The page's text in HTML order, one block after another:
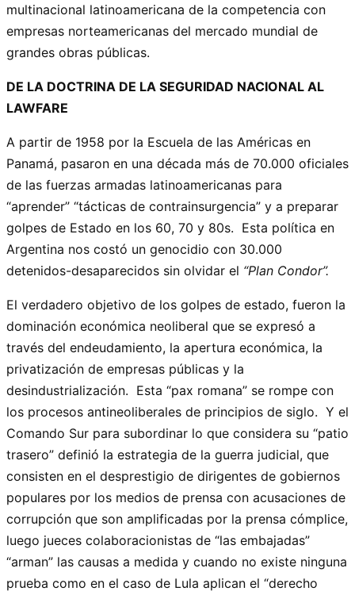
multinacional latinoamericana de la competencia con
empresas norteamericanas del mercado mundial de
grandes obras públicas.
DE LA DOCTRINA DE LA SEGURIDAD NACIONAL AL
LAWFARE
A partir de 1958 por la Escuela de las Américas en
Panamá, pasaron en una década más de 70.000 oficiales
de las fuerzas armadas latinoamericanas para
“aprender” “tácticas de contrainsurgencia” y a preparar
golpes de Estado en los 60, 70 y 80s. Esta política en
Argentina nos costó un genocidio con 30.000
detenidos-desaparecidos sin olvidar el “Plan Condor”.
El verdadero objetivo de los golpes de estado, fueron la
dominación económica neoliberal que se expresó a
través del endeudamiento, la apertura económica, la
privatización de empresas públicas y la
desindustrialización. Esta “pax romana” se rompe con
los procesos antineoliberales de principios de siglo. Y el
Comando Sur para subordinar lo que considera su “patio
trasero” definió la estrategia de la guerra judicial, que
consisten en el desprestigio de dirigentes de gobiernos
populares por los medios de prensa con acusaciones de
corrupción que son amplificadas por la prensa cómplice,
luego jueces colaboracionistas de “las embajadas”
“arman” las causas a medida y cuando no existe ninguna
prueba como en el caso de Lula aplican el “derecho